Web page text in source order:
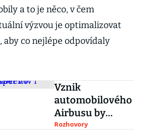
a to je něco, v čem
výzvou je optimalizovat
co nejlépe odpovídaly
Vznik
automobilového
Airbusu by
prospěl VW i
Rozhovory